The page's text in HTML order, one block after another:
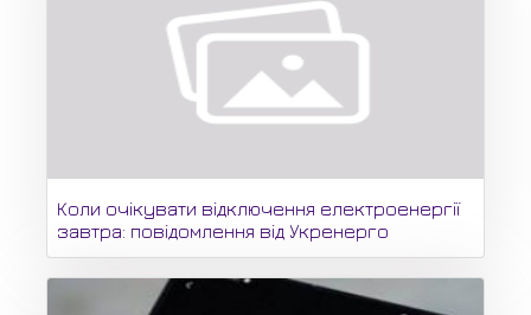
Коли очікувати відключення електроенергії
завтра: повідомлення від Укренерго